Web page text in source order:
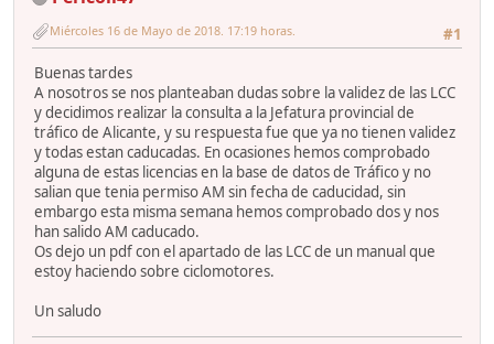
#1
Miércoles 16 de Mayo de 2018. 17:19 horas.
Buenas tardes
A nosotros se nos planteaban dudas sobre la validez de las LCC
y decidimos realizar la consulta a la Jefatura provincial de
tráfico de Alicante, y su respuesta fue que ya no tienen validez
y todas estan caducadas. En ocasiones hemos comprobado
alguna de estas licencias en la base de datos de Tráfico y no
salian que tenia permiso AM sin fecha de caducidad, sin
embargo esta misma semana hemos comprobado dos y nos
han salido AM caducado.
Os dejo un pdf con el apartado de las LCC de un manual que
estoy haciendo sobre ciclomotores.
Un saludo